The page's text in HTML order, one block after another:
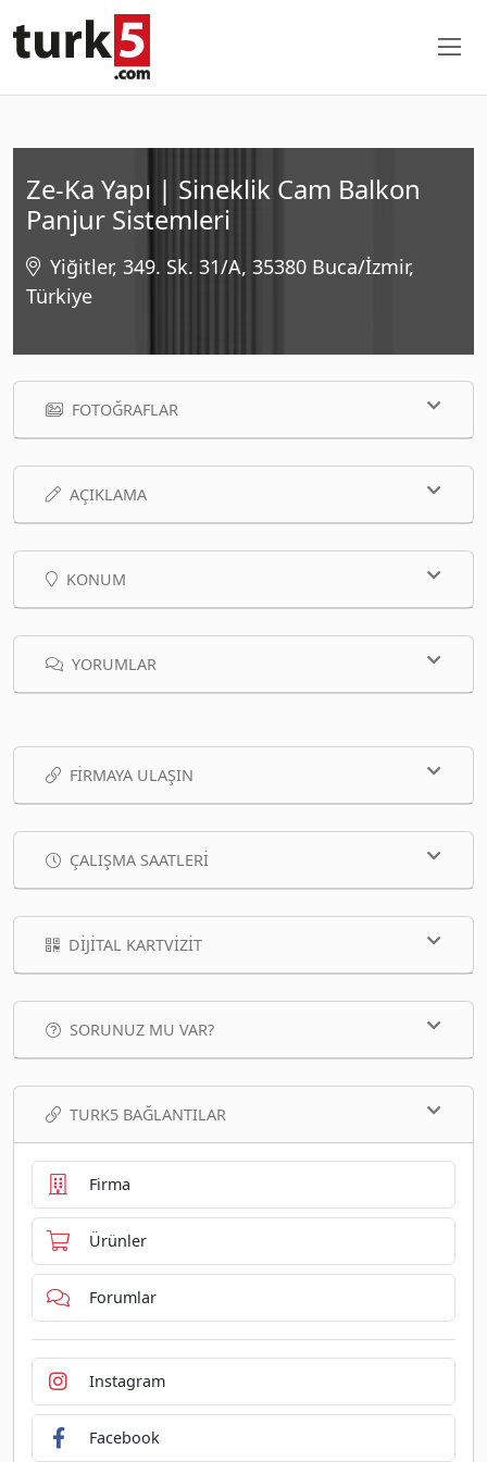
Ze-Ka Yapı | Sineklik Cam Balkon
Panjur Sistemleri
Yiğitler, 349. Sk. 31/A, 35380 Buca/İzmir,
Türkiye
FOTOĞRAFLAR
AÇIKLAMA
KONUM
YORUMLAR
FIRMAYA ULAŞIN
ÇALIŞMA SAATLERI
DIJITAL KARTVIZIT
SORUNUZ MU VAR?
TURK5 BAĞLANTILAR
Firma
Ürünler
Forumlar
Instagram
Facebook